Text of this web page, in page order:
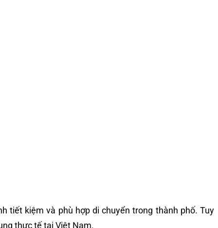
tiết kiệm và phù hợp di chuyển trong thành phố. Tuy
thực tế tại Việt Nam.